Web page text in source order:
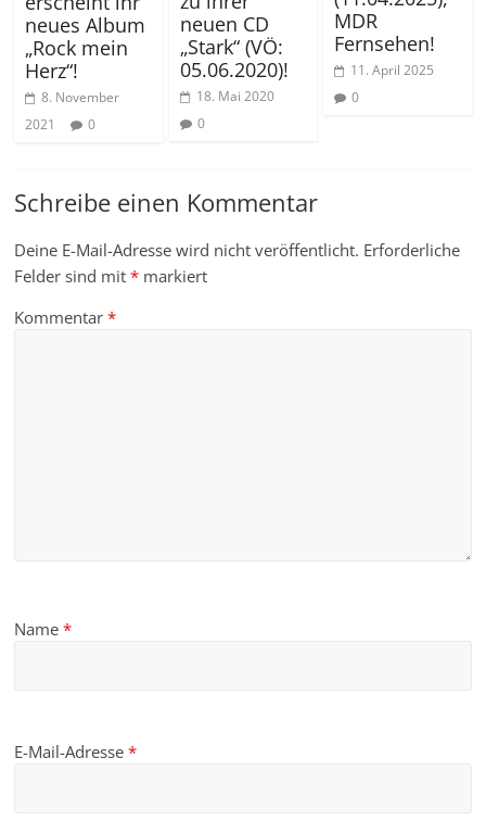
neues Album
„Rock mein
Herz“!
8. November
2021
0
neuen CD
„Stark“ (VÖ:
05.06.2020)!
18. Mai 2020
0
MDR
Fernsehen!
11. April 2025
0
Schreibe einen Kommentar
Deine E-Mail-Adresse wird nicht veröffentlicht. Erforderliche
Felder sind mit* markiert
Kommentar*
Name*
E-Mail-Adresse*